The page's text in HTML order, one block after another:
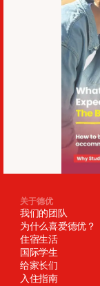
关于德优
我们的团队
为什么喜爱德优？
住宿生活
国际学生
给家长们
入住指南